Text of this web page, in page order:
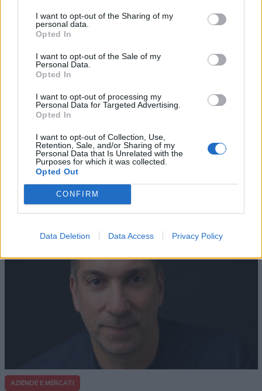
I want to opt-out of the Sharing of my
personal data.
Opted In
I want to opt-out of the Sale of my
Personal Data.
Opted In
I want to opt-out of processing my
Personal Data for Targeted Advertising.
Opted In
I want to opt-out of Collection, Use,
Retention, Sale, and/or Sharing of my
Personal Data that Is Unrelated with the
Purposes for which it was collected.
Opted Out
CONFIRM
Data Deletion Data Access Privacy Policy
AZIENDE E MERCATI
Davide Sechi
Dal lusso circolare all’intelligenza artificiale: come
Lenush Saf costruisce un ecosistema tra creatività,
impresa e musica
AZIENDE E MERCATI